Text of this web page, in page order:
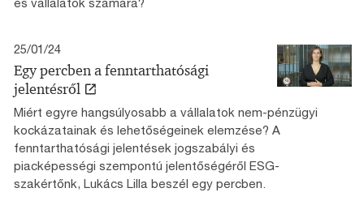
25/01/24
Egy percben a fenntarthatósági
jelentésről
Miért egyre hangsúlyosabb a vállalatok nem-pénzügyi
kockázatainak és lehetőségeinek elemzése? A
fenntarthatósági jelentések jogszabályi és
piacképességi szempontú jelentőségéről ESG-
szakértőnk, Lukács Lilla beszél egy percben.